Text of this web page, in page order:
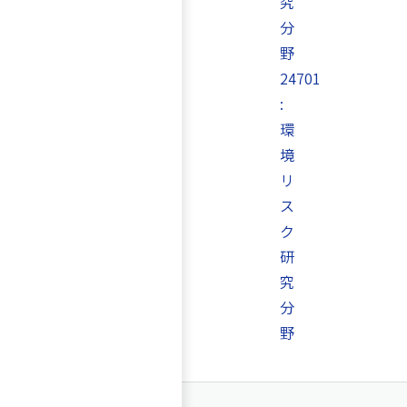
分
野
24701
:
環
境
リ
ス
ク
研
究
分
野